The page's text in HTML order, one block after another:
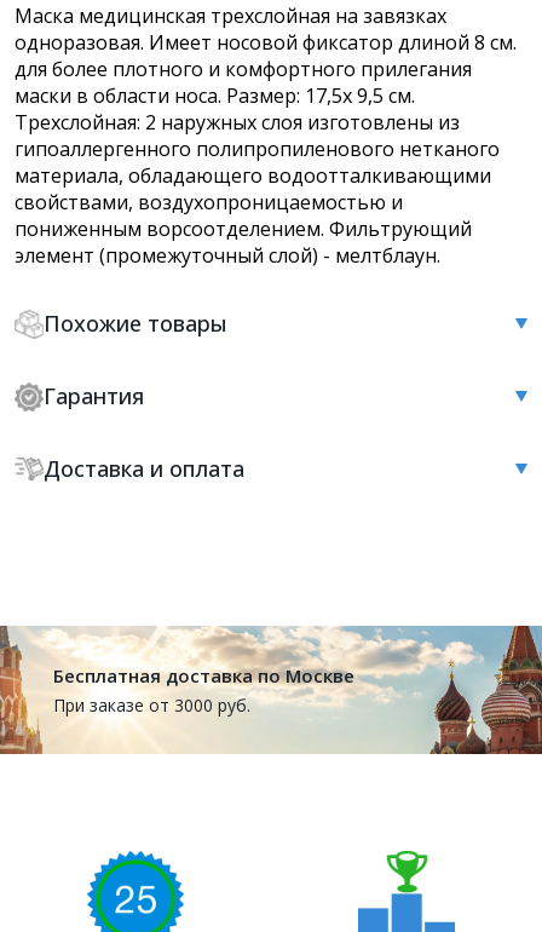
Похожие товары
Гарантия
Доставка и оплата
Маска медицинская трехслойная на завязках
одноразовая. Имеет носовой фиксатор длиной 8 см.
для более плотного и комфортного прилегания
маски в области носа. Размер: 17,5x 9,5 см.
Трехслойная: 2 наружных слоя изготовлены из
гипоаллергенного полипропиленового нетканого
материала, обладающего водоотталкивающими
свойствами, воздухопроницаемостью и
пониженным ворсоотделением. Фильтрующий
элемент (промежуточный слой) - мелтблаун.
Бесплатная доставка по Москве
При заказе от 3000 руб.